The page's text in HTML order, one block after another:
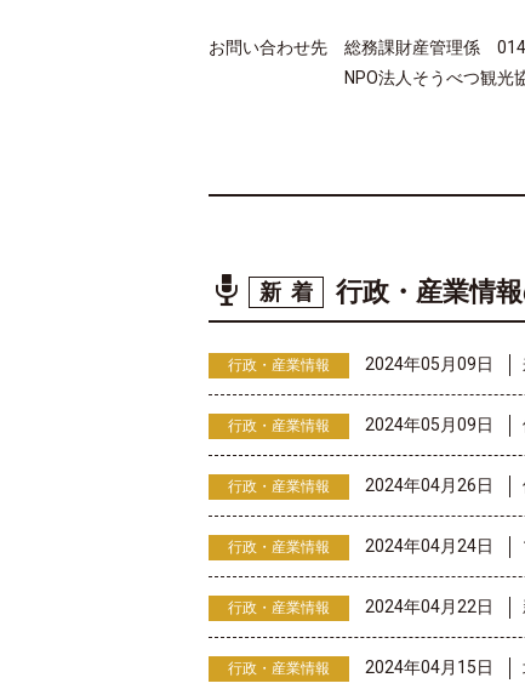
お問い合わせ先 総務課財産管理係
NPO法人そうべつ観光協会
新着 行政・産業情
行政・産業情報 2024年05月09日
行政・産業情報 2024年05月09日
行政・産業情報 2024年04月26日
行政・産業情報 2024年04月24日
行政・産業情報 2024年04月22日
行政・産業情報 2024年04月15日